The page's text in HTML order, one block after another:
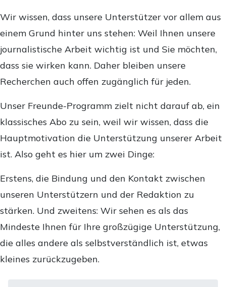
Wir wissen, dass unsere Unterstützer vor allem aus
einem Grund hinter uns stehen: Weil Ihnen unsere
journalistische Arbeit wichtig ist und Sie möchten,
dass sie wirken kann. Daher bleiben unsere
Recherchen auch offen zugänglich für jeden.
Unser Freunde-Programm zielt nicht darauf ab, ein
klassisches Abo zu sein, weil wir wissen, dass die
Hauptmotivation die Unterstützung unserer Arbeit
ist. Also geht es hier um zwei Dinge:
Erstens, die Bindung und den Kontakt zwischen
unseren Unterstützern und der Redaktion zu
stärken. Und zweitens: Wir sehen es als das
Mindeste Ihnen für Ihre großzügige Unterstützung,
die alles andere als selbstverständlich ist, etwas
kleines zurückzugeben.